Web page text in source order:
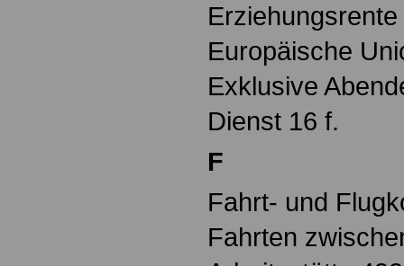
Europäische
Exklusive
Dienst 16 f.
F
Fahrt- und
Fahrten